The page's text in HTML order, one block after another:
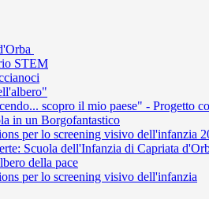
STEM
scopro il mio paese" - Progetto
in un Borgofantastico
per lo screening visivo dell'infanzia
Scuola dell'Infanzia di Capriata
della pace
per lo screening visivo dell'infanzia